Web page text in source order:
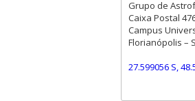
Grupo de
Caixa Postal
Campus
Florianópolis –
27.599056 S,